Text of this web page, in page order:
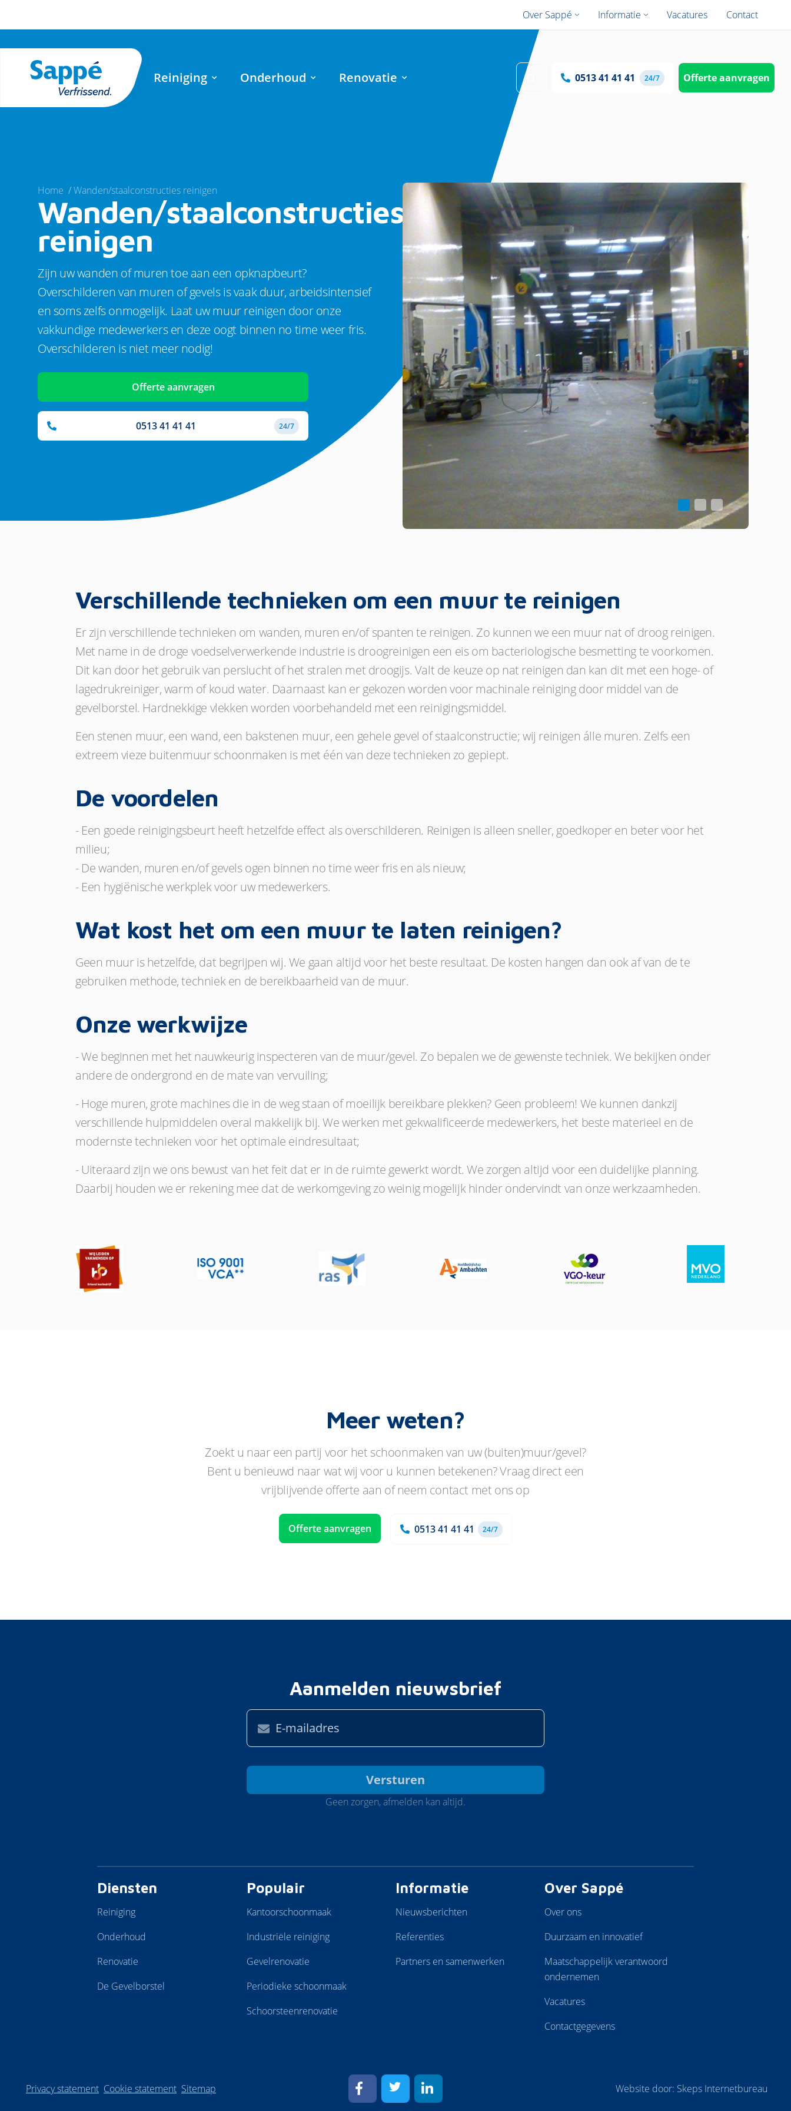
Over Sappé Informatie Vacatures Contact
Reiniging Onderhoud Renovatie 0513 41 41 41 24/7 Offerte aanvragen
Home /Wanden/staalconstructies reinigen
Wanden/staalconstructies
reinigen
Zijn uw wanden of muren toe aan een opknapbeurt?
Overschilderen van muren of gevels is vaak duur, arbeidsintensief
en soms zelfs onmogelijk. Laat uw muur reinigen door onze
vakkundige medewerkers en deze oogt binnen no time weer fris.
Overschilderen is niet meer nodig!
Offerte aanvragen
0513 41 41 41 24/7
Verschillende technieken om een muur te reinigen
Er zijn verschillende technieken om wanden, muren en/of spanten te reinigen. Zo kunnen we een muur nat of droog reinigen.
Met name in de droge voedselverwerkende industrie is droogreinigen een eis om bacteriologische besmetting te voorkomen.
Dit kan door het gebruik van perslucht of het stralen met droogijs. Valt de keuze op nat reinigen dan kan dit met een hoge- of
lagedrukreiniger, warm of koud water. Daarnaast kan er gekozen worden voor machinale reiniging door middel van de
gevelborstel. Hardnekkige vlekken worden voorbehandeld met een reinigingsmiddel.
Een stenen muur, een wand, een bakstenen muur, een gehele gevel of staalconstructie; wij reinigen álle muren. Zelfs een
extreem vieze buitenmuur schoonmaken is met één van deze technieken zo gepiept.
De voordelen
- Een goede reinigingsbeurt heeft hetzelfde effect als overschilderen. Reinigen is alleen sneller, goedkoper en beter voor het
milieu;
- De wanden, muren en/of gevels ogen binnen no time weer fris en als nieuw;
- Een hygiënische werkplek voor uw medewerkers.
Wat kost het om een muur te laten reinigen?
Geen muur is hetzelfde, dat begrijpen wij. We gaan altijd voor het beste resultaat. De kosten hangen dan ook af van de te
gebruiken methode, techniek en de bereikbaarheid van de muur.
Onze werkwijze
- We beginnen met het nauwkeurig inspecteren van de muur/gevel. Zo bepalen we de gewenste techniek. We bekijken onder
andere de ondergrond en de mate van vervuiling;
- Hoge muren, grote machines die in de weg staan of moeilijk bereikbare plekken? Geen probleem! We kunnen dankzij
verschillende hulpmiddelen overal makkelijk bij. We werken met gekwalificeerde medewerkers, het beste materieel en de
modernste technieken voor het optimale eindresultaat;
- Uiteraard zijn we ons bewust van het feit dat er in de ruimte gewerkt wordt. We zorgen altijd voor een duidelijke planning.
Daarbij houden we er rekening mee dat de werkomgeving zo weinig mogelijk hinder ondervindt van onze werkzaamheden.
Meer weten?
Zoekt u naar een partij voor het schoonmaken van uw (buiten)muur/gevel?
Bent u benieuwd naar wat wij voor u kunnen betekenen? Vraag direct een
vrijblijvende offerte aan of neem contact met ons op
Offerte aanvragen 0513 41 41 41 24/7
Aanmelden nieuwsbrief
Geen zorgen, afmelden kan altijd.
Diensten
Reiniging
Onderhoud
Renovatie
De Gevelborstel
Populair
Kantoorschoonmaak
Industriële reiniging
Gevelrenovatie
Periodieke schoonmaak
Schoorsteenrenovatie
Informatie
Nieuwsberichten
Referenties
Partners en samenwerken
Over Sappé
Over ons
Duurzaam en innovatief
Maatschappelijk verantwoord
ondernemen
Vacatures
Contactgegevens
Privacy statement Cookie statement Sitemap Website door: Skeps Internetbureau